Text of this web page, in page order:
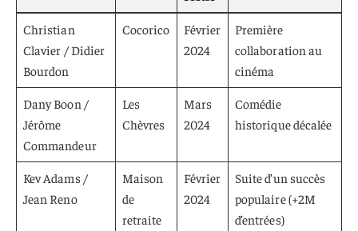
Christian
Clavier / Didier
Bourdon
Cocorico
Février
2024
Première
collaboration au
cinéma
Dany Boon /
Jérôme
Commandeur
Les
Chèvres
Mars
2024
Comédie
historique décalée
Kev Adams /
Jean Reno
Maison
de
retraite
Février
2024
Suite d’un succès
populaire (+2M
d’entrées)